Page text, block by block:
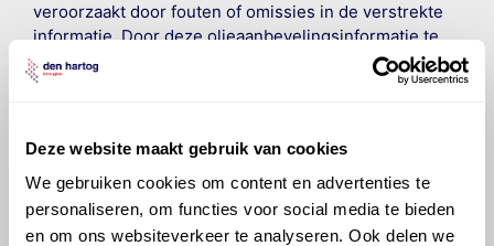
Deze website maakt gebruik van cookies
We gebruiken cookies om content en advertenties te
personaliseren, om functies voor social media te bieden
en om ons websiteverkeer te analyseren. Ook delen we
veroorzaakt door fouten of omissies in de verstrekte
informatie. Door deze olieaanbevelingsinformatie te
raadplegen en te gebruiken erkent de gebruiker dat
hij/zij de ervaring, de kennis en het vermogen heeft
vrijwaart en indemniseert de uitgever en
Energiesvoor enig verlies, letsel, claim en schade
veroorzaakt door een onjuiste interpretatie of een
onjuist gebruik van de gepubliceerde gegevens.